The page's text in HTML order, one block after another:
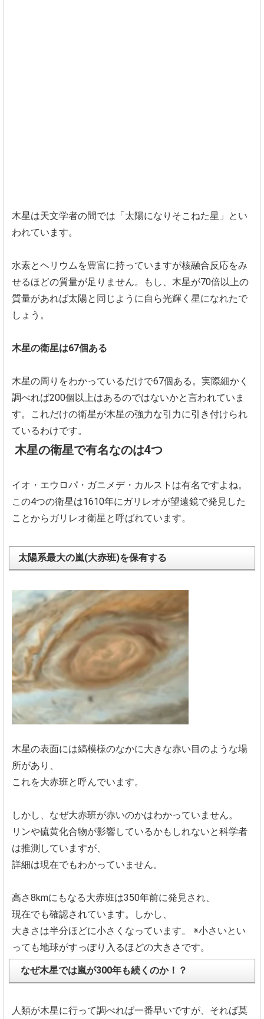
木星は天文学者の間では「太陽になりそこねた星」 とい
われています。
水素とヘリウムを豊富に持っていますが核融合反応をみ
せるほどの質量が足りません。もし、 木星が70倍以上の
質量があれば太陽と同じように自ら光輝く星になれたで
しょう。
木星の衛星は67個ある
木星の周りをわかっているだけで67個ある。 実際細かく
調べれば200個以上はあるのではないかと言われてい ま
す。
これだけの衛星が木星の強力な引力に引き付けられ
ているわけです。
木星の衛星で有名なのは4つ
イオ・エウロパ・ガニメデ・カルストは有名ですよね。
この4つの衛星は1610年にガリレオが望遠鏡で発見した
ことからガリレオ衛星と呼ばれています。
太陽系最大の嵐(大赤班)を保有する
木星の表面には縞模様のなかに大きな赤い目のような場
所があり、
これを大赤班と呼んでいます。
しかし、なぜ大赤班が赤いのかはわかっていません。
リンや硫黄化合物が影響しているかもしれないと科学者
は推測していますが、
詳細は現在でもわかっていません。
高さ8kmにもなる大赤班は350年前に発見され、
現在でも確認されています。しかし、
大きさは半分ほどに小さくなっています。
※小さいとい
っても地球がすっぽり入るほどの大きさです。
なぜ木星では嵐が300年も続くのか！？
人類が木星に行って調べれば一番早いですが、 それば莫